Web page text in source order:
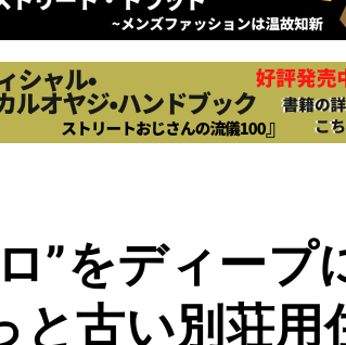
”をディープ
と古い別荘用